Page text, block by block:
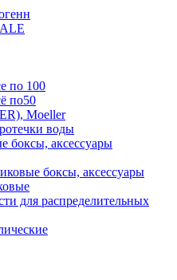
по 100
по50
Moeller
воды
боксы, аксессуары
боксы, аксессуары
для распределительных